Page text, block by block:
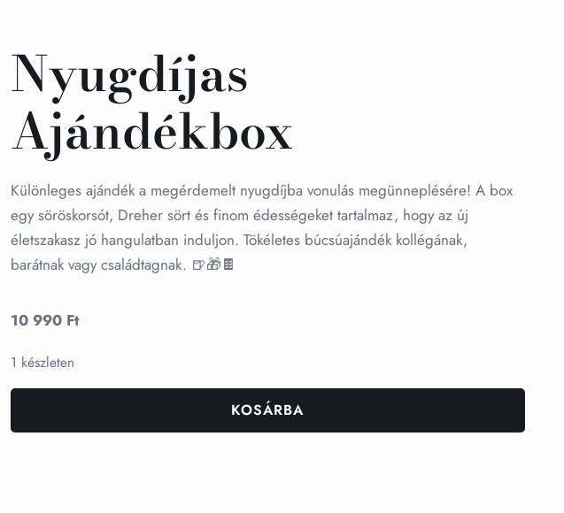
Nyugdíjas
Ajándékbox
Különleges ajándék a megérdemelt nyugdíjba vonulás megünneplésére! A box
egy söröskorsót, Dreher sört és finom édességeket tartalmaz, hogy az új
életszakasz jó hangulatban induljon. Tökéletes búcsúajándék kollégának,
barátnak vagy családtagnak. 🍺🎁🍫
10 990 Ft
1 készleten
KOSÁRBA